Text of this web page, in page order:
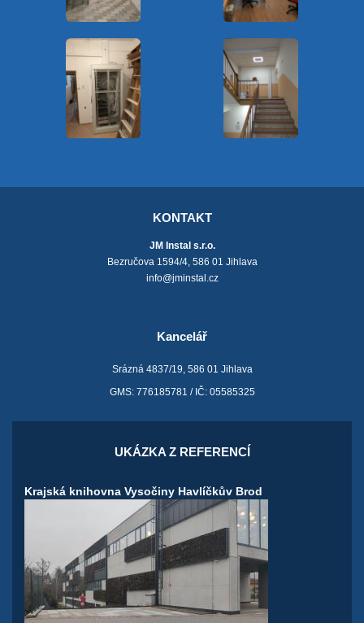
KONTAKT
JM Instal s.r.o.
Bezručova 1594/4, 586 01 Jihlava
info@jminstal.cz
Kancelář
Srázná 4837/19, 586 01 Jihlava
GMS: 776185781 / IČ: 05585325
UKÁZKA Z REFERENCÍ
Krajská knihovna Vysočiny Havlíčkův Brod